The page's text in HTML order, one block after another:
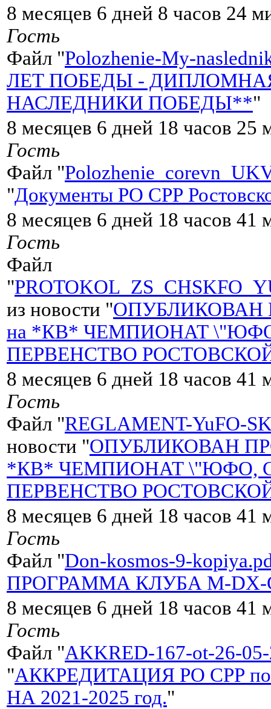
8 месяцев 6 дней 8 часов 24
Гость
Файл "Polozhenie-My-
ЛЕТ ПОБЕДЫ -
НАСЛЕДНИКИ ПОБЕДЫ**"
8 месяцев 6 дней 18 часов 25
Гость
Файл "
"Документы РО СРР
8 месяцев 6 дней 18 часов 41
Гость
Файл
"
из новости "ОПУБЛИКОВАН
на *КВ* ЧЕМПИОНАТ
ПЕРВЕНСТВО
8 месяцев 6 дней 18 часов 41
Гость
Файл "REGLAMENT-YuFO-
новости "ОПУБЛИКОВАН
*КВ* ЧЕМПИОНАТ \"ЮФО,
ПЕРВЕНСТВО
8 месяцев 6 дней 18 часов 41
Гость
Файл "Don-kosmos-9-
ПРОГРАММА КЛУБА M-
8 месяцев 6 дней 18 часов 41
Гость
Файл "AKKRED-167-ot-26-
"АККРЕДИТАЦИЯ РО СРР
НА 2021-2025 год."